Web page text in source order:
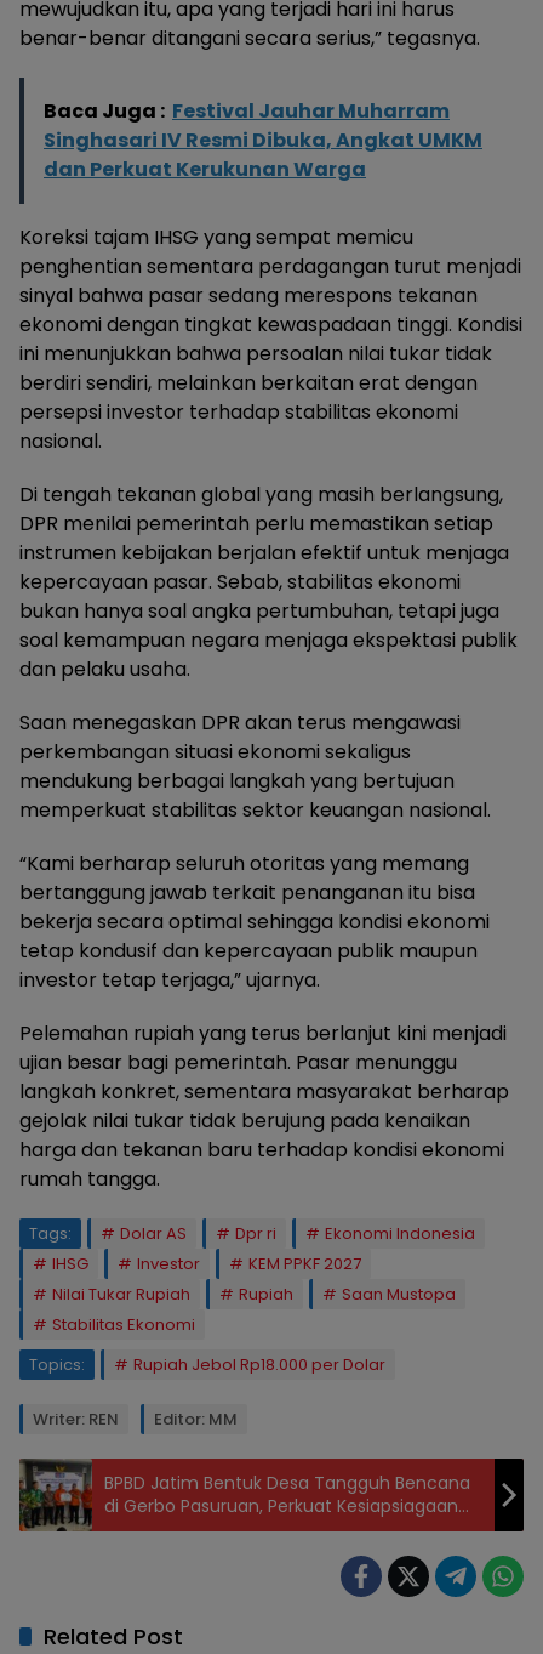
mewujudkan itu, apa yang terjadi hari ini harus
benar-benar ditangani secara serius,” tegasnya.
Baca Juga : Festival Jauhar Muharram
Singhasari IV Resmi Dibuka, Angkat UMKM
dan Perkuat Kerukunan Warga
Koreksi tajam IHSG yang sempat memicu
penghentian sementara perdagangan turut menjadi
sinyal bahwa pasar sedang merespons tekanan
ekonomi dengan tingkat kewaspadaan tinggi. Kondisi
ini menunjukkan bahwa persoalan nilai tukar tidak
berdiri sendiri, melainkan berkaitan erat dengan
persepsi investor terhadap stabilitas ekonomi
nasional.
Di tengah tekanan global yang masih berlangsung,
DPR menilai pemerintah perlu memastikan setiap
instrumen kebijakan berjalan efektif untuk menjaga
kepercayaan pasar. Sebab, stabilitas ekonomi
bukan hanya soal angka pertumbuhan, tetapi juga
soal kemampuan negara menjaga ekspektasi publik
dan pelaku usaha.
Saan menegaskan DPR akan terus mengawasi
perkembangan situasi ekonomi sekaligus
mendukung berbagai langkah yang bertujuan
memperkuat stabilitas sektor keuangan nasional.
“Kami berharap seluruh otoritas yang memang
bertanggung jawab terkait penanganan itu bisa
bekerja secara optimal sehingga kondisi ekonomi
tetap kondusif dan kepercayaan publik maupun
investor tetap terjaga,” ujarnya.
Pelemahan rupiah yang terus berlanjut kini menjadi
ujian besar bagi pemerintah. Pasar menunggu
langkah konkret, sementara masyarakat berharap
gejolak nilai tukar tidak berujung pada kenaikan
harga dan tekanan baru terhadap kondisi ekonomi
rumah tangga.
Tags: Dolar AS Dpr ri
Ekonomi Indonesia
IHSG
Investor
KEM PPKF 2027
Nilai Tukar Rupiah
Rupiah
Saan Mustopa
Stabilitas Ekonomi
Topics:
Rupiah Jebol Rp18.000 per Dolar
Writer: REN Editor: MM
BPBD Jatim Bentuk Desa Tangguh Bencana
di Gerbo Pasuruan, Perkuat Kesiapsiagaan
Warga Hadapi Risiko Bencana
Related Post